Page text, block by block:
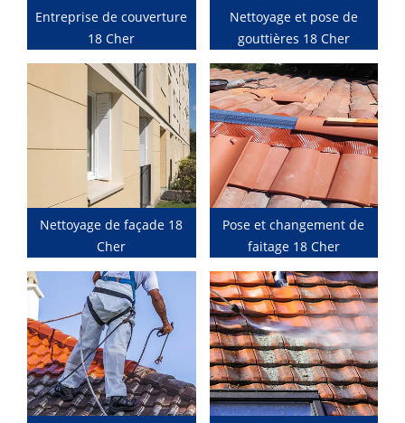
Entreprise de couverture
18 Cher
Nettoyage et pose de
gouttières 18 Cher
Nettoyage de façade 18
Cher
Pose et changement de
faitage 18 Cher